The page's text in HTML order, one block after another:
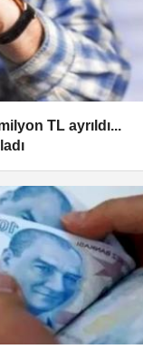
TL ayrıldı...